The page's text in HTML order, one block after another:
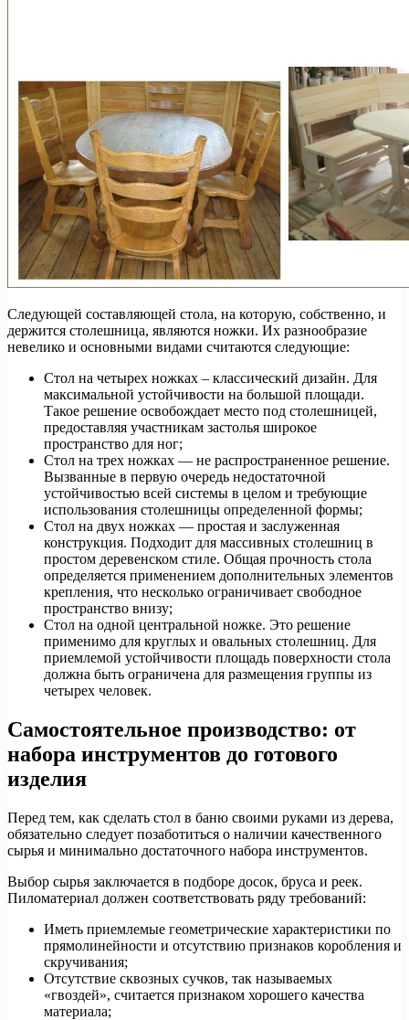
Следующей составляющей стола, на которую, собственно, и
держится столешница, являются ножки. Их разнообразие
невелико и основными видами считаются следующие:
Стол на четырех ножках – классический дизайн. Для
максимальной устойчивости на большой площади.
Такое решение освобождает место под столешницей,
предоставляя участникам застолья широкое
пространство для ног;
Стол на трех ножках — не распространенное решение.
Вызванные в первую очередь недостаточной
устойчивостью всей системы в целом и требующие
использования столешницы определенной формы;
Стол на двух ножках — простая и заслуженная
конструкция. Подходит для массивных столешниц в
простом деревенском стиле. Общая прочность стола
определяется применением дополнительных элементов
крепления, что несколько ограничивает свободное
пространство внизу;
Стол на одной центральной ножке. Это решение
применимо для круглых и овальных столешниц. Для
приемлемой устойчивости площадь поверхности стола
должна быть ограничена для размещения группы из
четырех человек.
Самостоятельное производство: от
набора инструментов до готового
изделия
Перед тем, как сделать стол в баню своими руками из дерева,
обязательно следует позаботиться о наличии качественного
сырья и минимально достаточного набора инструментов.
Выбор сырья заключается в подборе досок, бруса и реек.
Пиломатериал должен соответствовать ряду требований:
Иметь приемлемые геометрические характеристики по
прямолинейности и отсутствию признаков коробления и
скручивания;
Отсутствие сквозных сучков, так называемых
«гвоздей», считается признаком хорошего качества
материала;